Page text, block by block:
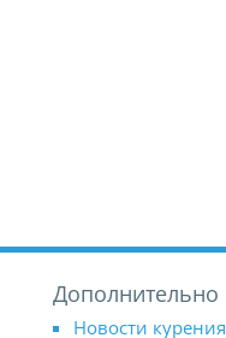
Дополнительно
Новости курения